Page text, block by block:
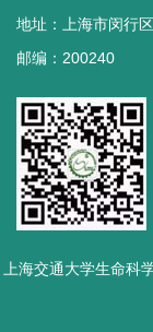
地址：上海市闵行
邮编：200240
上海交通大学生命